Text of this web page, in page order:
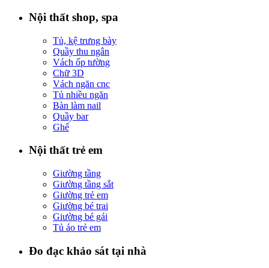
Nội thất shop, spa
Tủ, kệ trưng bày
Quầy thu ngân
Vách ốp tường
Chữ 3D
Vách ngăn cnc
Tủ nhiều ngăn
Bàn làm nail
Quầy bar
Ghế
Nội thất trẻ em
Giường tầng
Giường tầng sắt
Giường trẻ em
Giường bé trai
Giường bé gái
Tủ áo trẻ em
Đo đạc khảo sát tại nhà